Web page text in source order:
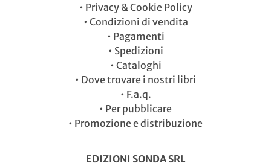
• Privacy & Cookie Policy
• Condizioni di vendita
• Pagamenti
• Spedizioni
• Cataloghi
• Dove trovare i nostri libri
• F.a.q.
• Per pubblicare
• Promozione e distribuzione
EDIZIONI SONDA SRL